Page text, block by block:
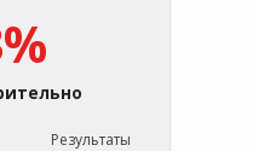
Результаты